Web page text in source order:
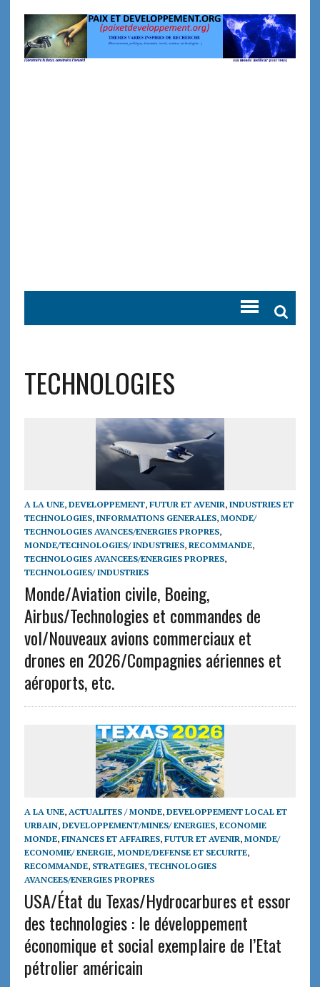
TECHNOLOGIES
A LA UNE, DEVELOPPEMENT, FUTUR ET AVENIR, INDUSTRIES ET
TECHNOLOGIES, INFORMATIONS GENERALES, MONDE/
TECHNOLOGIES AVANCES/ENERGIES PROPRES,
MONDE/TECHNOLOGIES/ INDUSTRIES, RECOMMANDE,
TECHNOLOGIES AVANCEES/ENERGIES PROPRES,
TECHNOLOGIES/ INDUSTRIES
Monde/Aviation civile, Boeing,
Airbus/Technologies et commandes de
vol/Nouveaux avions commerciaux et
drones en 2026/Compagnies aériennes et
aéroports, etc.
A LA UNE, ACTUALITES / MONDE, DEVELOPPEMENT LOCAL ET
URBAIN, DEVELOPPEMENT/MINES/ ENERGIES, ECONOMIE
MONDE, FINANCES ET AFFAIRES, FUTUR ET AVENIR, MONDE/
ECONOMIE/ ENERGIE, MONDE/DEFENSE ET SECURITE,
RECOMMANDE, STRATEGIES, TECHNOLOGIES
AVANCEES/ENERGIES PROPRES
USA/État du Texas/Hydrocarbures et essor
des technologies : le développement
économique et social exemplaire de l’Etat
pétrolier américain